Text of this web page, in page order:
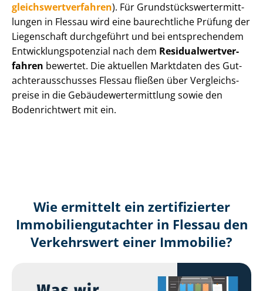
gleichs­wert­ver­fah­ren). Für Grund­stücks­wert­ermitt­
lun­gen in Flessau wird eine baurechtliche Prüfung der
Liegenschaft durchgeführt und bei entsprechendem
Ent­wick­lungs­po­ten­zi­al nach dem Re­si­du­al­wert­ver­
fah­ren bewertet. Die aktuellen Marktdaten des Gut­
ach­ter­aus­schus­ses Flessau fließen über Ver­gleichs­
prei­se in die Ge­bäu­de­wert­ermitt­lung sowie den
Bodenrichtwert mit ein.
Wie ermittelt ein zertifizierter
Immobilien­gutachter in Flessau den
Verkehrswert einer Immobilie?